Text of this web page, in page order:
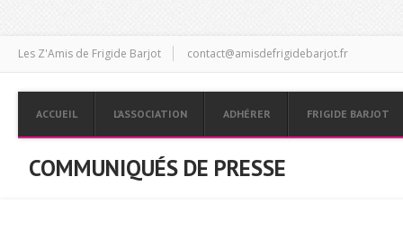
Les Z'Amis de Frigide Barjot contact@amisdefrigidebarjot.fr
ACCUEIL L’ASSOCIATION ADHÉRER FRIGIDE BARJOT
COMMUNIQUÉS DE PRESSE